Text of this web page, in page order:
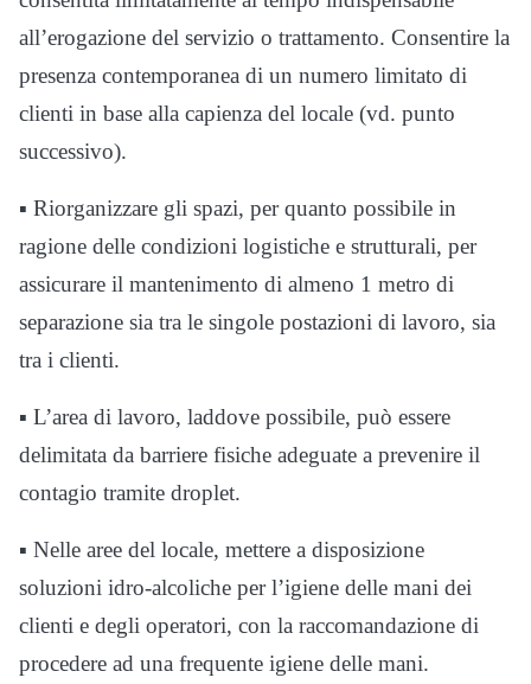
all’erogazione del servizio o trattamento. Consentire la
presenza contemporanea di un numero limitato di
clienti in base alla capienza del locale (vd. punto
successivo).
▪ Riorganizzare gli spazi, per quanto possibile in
ragione delle condizioni logistiche e strutturali, per
assicurare il mantenimento di almeno 1 metro di
separazione sia tra le singole postazioni di lavoro, sia
tra i clienti.
▪ L’area di lavoro, laddove possibile, può essere
delimitata da barriere fisiche adeguate a prevenire il
contagio tramite droplet.
▪ Nelle aree del locale, mettere a disposizione
soluzioni idro-alcoliche per l’igiene delle mani dei
clienti e degli operatori, con la raccomandazione di
procedere ad una frequente igiene delle mani.